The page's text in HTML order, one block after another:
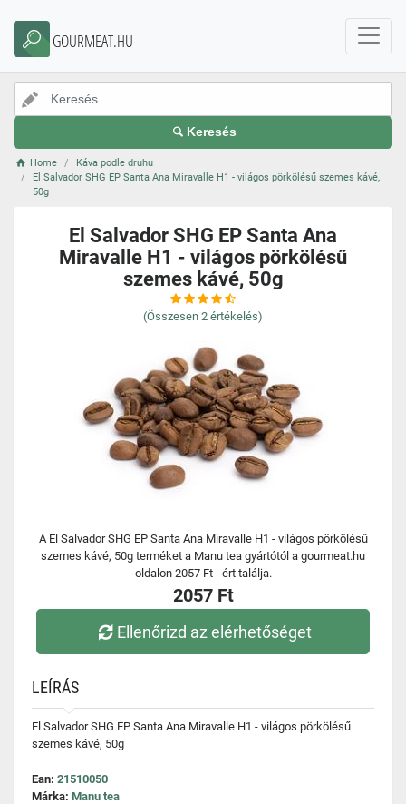
GOURMEAT.HU
Keresés
Home
Káva podle druhu
El Salvador SHG EP Santa Ana Miravalle H1 - világos pörkölésű szemes kávé,
50g
El Salvador SHG EP Santa Ana
Miravalle H1 - világos pörkölésű
szemes kávé, 50g
(Összesen 2 értékelés)
A El Salvador SHG EP Santa Ana Miravalle H1 - világos pörkölésű
szemes kávé, 50g terméket a Manu tea gyártótól a gourmeat.hu
oldalon 2057 Ft - ért találja.
2057 Ft
Ellenőrizd az elérhetőséget
LEÍRÁS
El Salvador SHG EP Santa Ana Miravalle H1 - világos pörkölésű
szemes kávé, 50g
Ean: 21510050
Márka: Manu tea